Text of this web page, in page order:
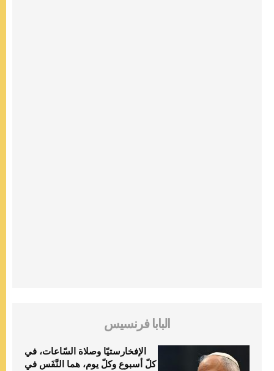
البابا فرنسيس
الإفخارستيّا وصلاة السّاعات، في
كلّ أسبوع وكلّ يوم، هما النَّفَس في